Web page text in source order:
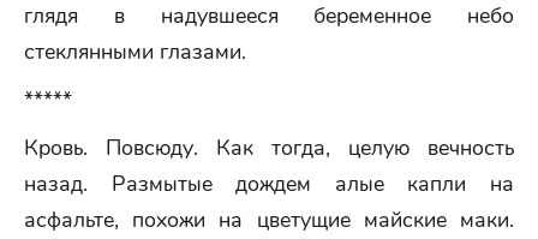
глядя в надувшееся беременное небо
стеклянными глазами.
*****
Кровь. Повсюду. Как тогда, целую вечность
назад. Размытые дождем алые капли на
асфальте, похожи на цветущие майские маки.